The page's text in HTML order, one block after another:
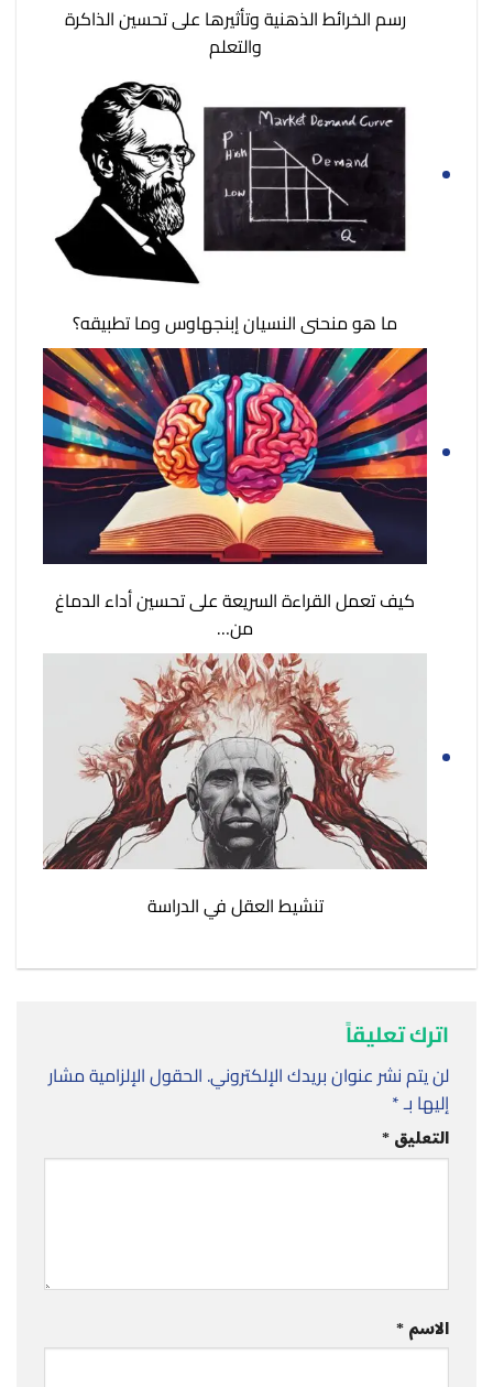
رسم الخرائط الذهنية وتأثيرها على تحسين الذاكرة
والتعلم
ما هو منحنى النسيان إبنجهاوس وما تطبيقه؟
كيف تعمل القراءة السريعة على تحسين أداء الدماغ
من…
تنشيط العقل في الدراسة
اترك تعليقاً
لن يتم نشر عنوان بريدك الإلكتروني. الحقول الإلزامية مشار
إليها بـ*
التعليق*
الاسم*